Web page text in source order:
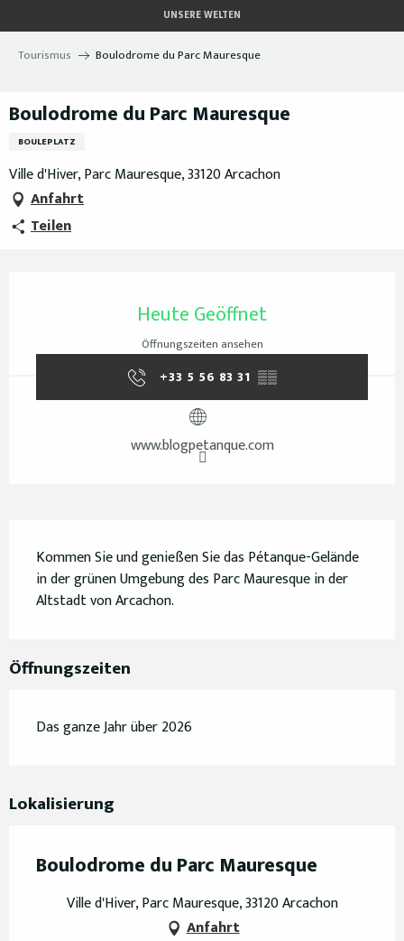
au
contenu
UNSERE WELTEN
Tourismus Boulodrome du Parc Mauresque
Boulodrome du Parc Mauresque
BOULEPLATZ
Ville d'Hiver, Parc Mauresque, 33120 Arcachon
Anfahrt
Teilen
Heute Geöffnet
Öffnungszeiten ansehen
+33 5 56 83 31 ▒▒
www.blogpetanque.com
Kommen Sie und genießen Sie das Pétanque-Gelände
in der grünen Umgebung des Parc Mauresque in der
Altstadt von Arcachon.
Öffnungszeiten
Das ganze Jahr über 2026
Lokalisierung
Boulodrome du Parc Mauresque
Ville d'Hiver, Parc Mauresque, 33120 Arcachon
Anfahrt